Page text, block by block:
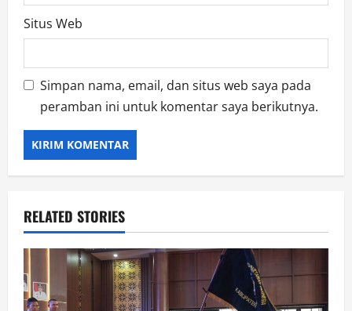
Situs Web
Simpan nama, email, dan situs web saya pada
peramban ini untuk komentar saya berikutnya.
RELATED STORIES